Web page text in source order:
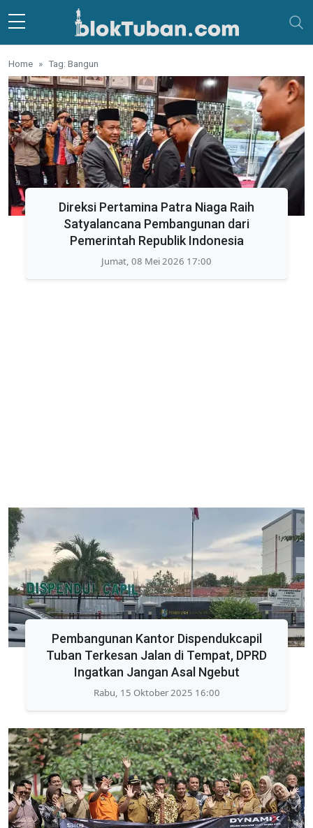
Skip to main content
Home Tag: Bangun
Direksi Pertamina Patra Niaga Raih
Satyalancana Pembangunan dari
Pemerintah Republik Indonesia
Jumat, 08 Mei 2026 17:00
Pembangunan Kantor Dispendukcapil
Tuban Terkesan Jalan di Tempat, DPRD
Ingatkan Jangan Asal Ngebut
Rabu, 15 Oktober 2025 16:00